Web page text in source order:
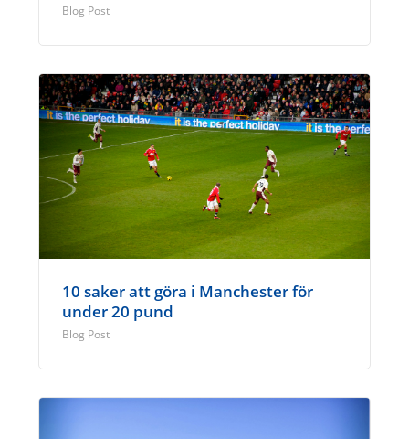
Blog Post
10 saker att göra i Manchester för
under 20 pund
Blog Post